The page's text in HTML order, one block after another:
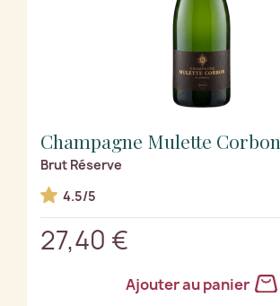
Champagne Mulette Corbon
Brut Réserve
4.5/5
27,40 €
Ajouter au panier